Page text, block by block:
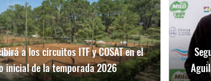
a los circuitos ITF y COSAT en el
inicial de la temporada 2026